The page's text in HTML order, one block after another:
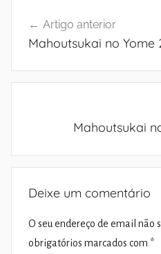
de
Artigo anterior
Mahoutsukai no Yome
Mahoutsukai
Deixe um comentário
O seu endereço de email não
obrigatórios marcados com *